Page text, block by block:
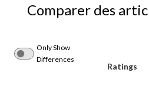
Comparer des
Only Show
Differences
Ratings